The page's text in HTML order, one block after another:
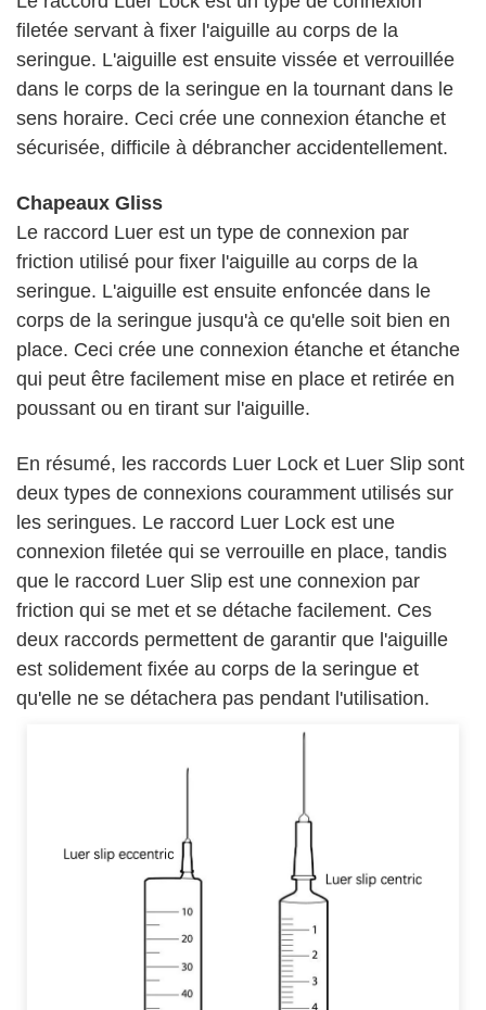
filetée servant à fixer l'aiguille au corps de la
seringue. L'aiguille est ensuite vissée et verrouillée
dans le corps de la seringue en la tournant dans le
sens horaire. Ceci crée une connexion étanche et
sécurisée, difficile à débrancher accidentellement.
Chapeaux Gliss
Le raccord Luer est un type de connexion par
friction utilisé pour fixer l'aiguille au corps de la
seringue. L'aiguille est ensuite enfoncée dans le
corps de la seringue jusqu'à ce qu'elle soit bien en
place. Ceci crée une connexion étanche et étanche
qui peut être facilement mise en place et retirée en
poussant ou en tirant sur l'aiguille.
En résumé, les raccords Luer Lock et Luer Slip sont
deux types de connexions couramment utilisés sur
les seringues. Le raccord Luer Lock est une
connexion filetée qui se verrouille en place, tandis
que le raccord Luer Slip est une connexion par
friction qui se met et se détache facilement. Ces
deux raccords permettent de garantir que l'aiguille
est solidement fixée au corps de la seringue et
qu'elle ne se détachera pas pendant l'utilisation.